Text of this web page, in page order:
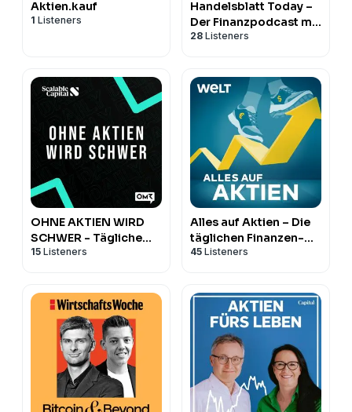
Aktien.kauf
1 Listeners
Handelsblatt Today –
Der Finanzpodcast mit
News zu Börse, Aktien
28 Listeners
OHNE AKTIEN WIRD
SCHWER - Tägliche
Börsen-News
15 Listeners
Alles auf Aktien – Die
täglichen Finanzen-
News
45 Listeners